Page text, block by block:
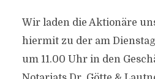
Wir laden die Aktionäre
hiermit zu der am
um 11.00 Uhr in den